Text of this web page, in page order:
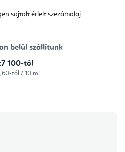
sajtolt érlelt szezámolaj
belül szállítunk
100-tól
tól / 10 ml